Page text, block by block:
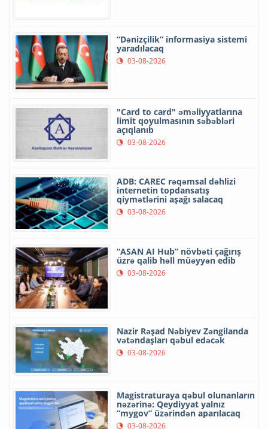
“Dənizçilik” informasiya sistemi
yaradılacaq
03-08-2026
"Card to card" əməliyyatlarına
limit qoyulmasının səbəbləri
açıqlanıb
03-08-2026
ADB: CAREC rəqəmsal dəhlizi
internetin topdansatış
qiymətlərini aşağı salacaq
03-08-2026
“ASAN AI Hub” növbəti çağırış
üzrə qalib həll müəyyən edib
03-08-2026
Nazir Rəşad Nəbiyev Zəngilanda
vətəndaşları qəbul edəcək
03-08-2026
Magistraturaya qəbul olunanların
nəzərinə: Qeydiyyat yalnız
“mygov” üzərindən aparılacaq
03-08-2026